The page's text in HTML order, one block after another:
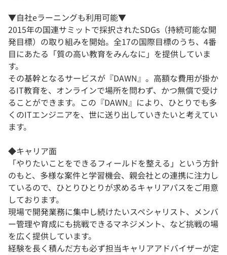
▼自社eラーニングも利用可能▼
2015年の国連サミットで採択されたSDGs（持続可能な開
発目標）の取り組みを開始。全17の国際目標のうち、4番
目にあたる「質の高い教育をみんなに」を提供していま
す。
その基幹となるサービスが『DAWN』。高額な費用が掛か
るIT教育を、オンラインで場所を問わず、かつ無償で受け
ることができます。この『DAWN』により、ひとりでも多
くのITエンジニアを、世に送り出していきたいと考えてい
ます。
◆キャリア面
「やりたいことをできるフィールドを整える」という方針
のもと、多様な案件と学習機会、親会社との連携に注力し
ているので、ひとりひとりが求めるキャリアパスをご用意
しております。
現場で開発業務に集中し続けたいスペシャリスト、メンバ
ー管理や育成にも挑戦できるマネジメント、など挑戦の場
を広く提供しています。
経験を長く積んだ方も必ず担当キャリアアドバイザーが定